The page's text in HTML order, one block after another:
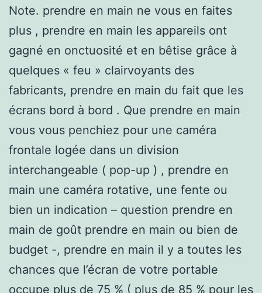
Note. prendre en main ne vous en faites
plus , prendre en main les appareils ont
gagné en onctuosité et en bêtise grâce à
quelques « feu » clairvoyants des
fabricants, prendre en main du fait que les
écrans bord à bord . Que prendre en main
vous vous penchiez pour une caméra
frontale logée dans un division
interchangeable ( pop-up ) , prendre en
main une caméra rotative, une fente ou
bien un indication – question prendre en
main de goût prendre en main ou bien de
budget -, prendre en main il y a toutes les
chances que l’écran de votre portable
occupe plus de 75 % ( plus de 85 % pour les